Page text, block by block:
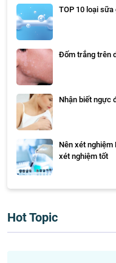
TOP 10 loại
Đốm trắng trên
Nhận biết ngực
Nên xét nghiệm
xét nghiệm tốt
Hot Topic